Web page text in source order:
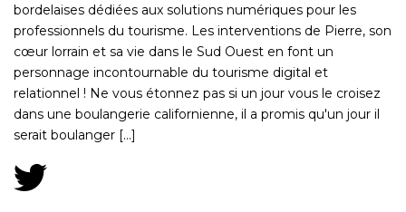
bordelaises dédiées aux solutions numériques pour les
professionnels du tourisme. Les interventions de Pierre, son
cœur lorrain et sa vie dans le Sud Ouest en font un
personnage incontournable du tourisme digital et
relationnel ! Ne vous étonnez pas si un jour vous le croisez
dans une boulangerie californienne, il a promis qu'un jour il
serait boulanger [...]